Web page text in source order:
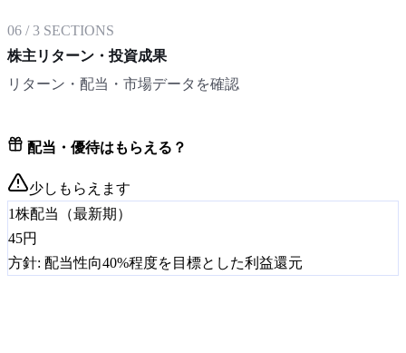
06 /3 SECTIONS
株主リターン・投資成果
リターン・配当・市場データを確認
配当・優待はもらえる？
少しもらえます
1株配当（最新期）
45円
方針: 配当性向40%程度を目標とした利益還元